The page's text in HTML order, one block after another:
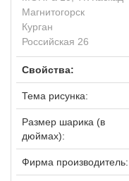
Магнитогорск
Курган
Российская 26
Свойства:
Тема рисунка:
Размер шарика (в
дюймах):
Фирма производитель: